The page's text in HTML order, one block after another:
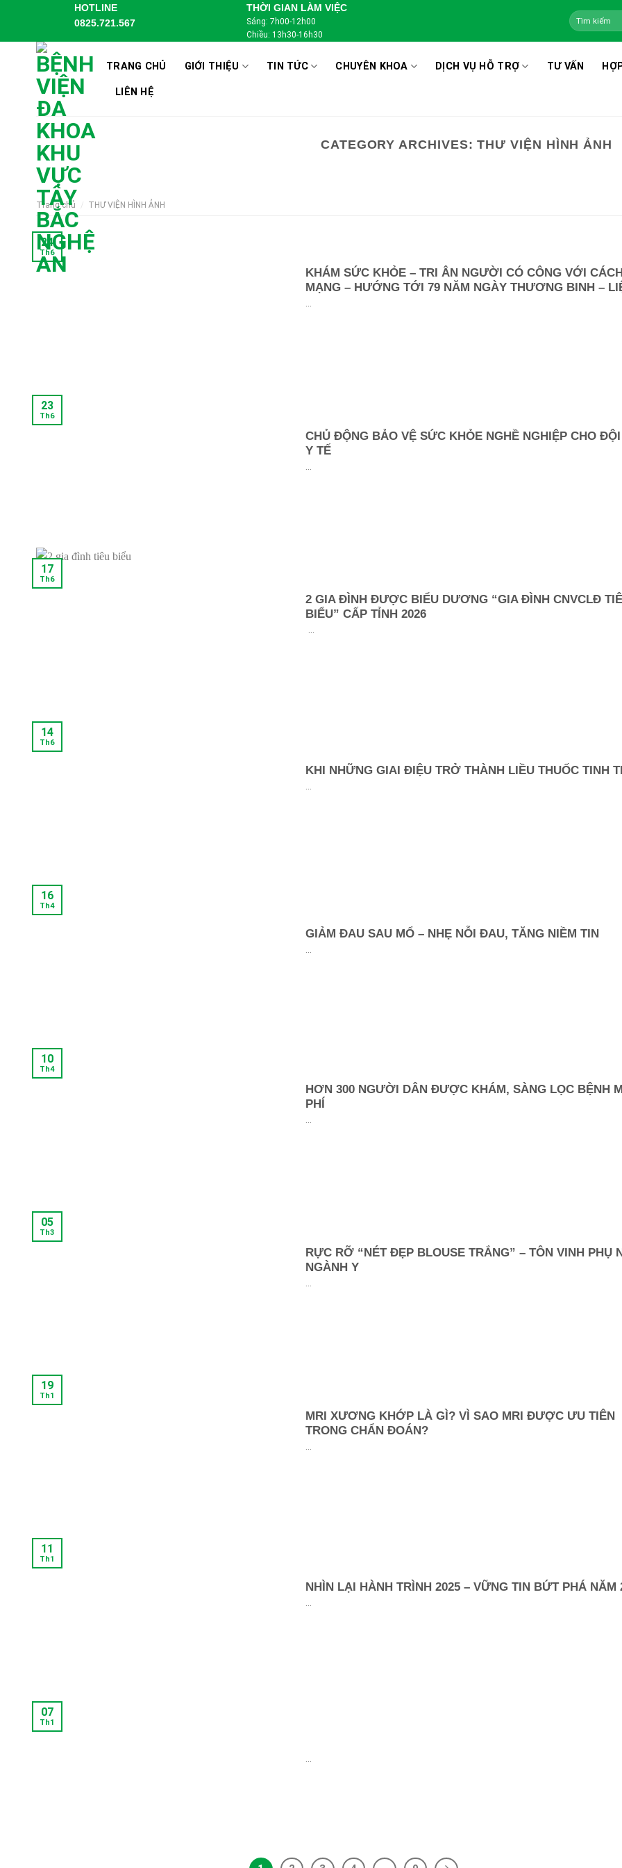
content
HOTLINE
0825.721.567
THỜI GIAN LÀM VIỆC
Sáng: 7h00-12h00
Chiều: 13h30-16h30
TRANG CHỦ GIỚI THIỆU TIN TỨC CHUYÊN KHOA DỊCH VỤ HỖ TRỢ TƯ VẤN
LIÊN HỆ
CATEGORY ARCHIVES:THƯ VIỆN HÌNH ẢNH
Trang chủ / THƯ VIỆN HÌNH ẢNH
KHÁM SỨC KHỎE – TRI ÂN NGƯỜI CÓ CÔNG VỚI
MẠNG – HƯỚNG TỚI 79 NĂM NGÀY THƯƠNG BINH –
...
24
Th6
CHỦ ĐỘNG BẢO VỆ SỨC KHỎE NGHỀ NGHIỆP CHO
Y TẾ
...
23
Th6
2 GIA ĐÌNH ĐƯỢC BIỂU DƯƠNG “GIA ĐÌNH CNVCLĐ
BIỂU” CẤP TỈNH 2026
...
17
Th6
KHI NHỮNG GIAI ĐIỆU TRỞ THÀNH LIỀU THUỐC TINH
...
14
Th6
GIẢM ĐAU SAU MỔ – NHẸ NỖI ĐAU, TĂNG NIỀM TIN
...
16
Th4
HƠN 300 NGƯỜI DÂN ĐƯỢC KHÁM, SÀNG LỌC BỆNH
PHÍ
...
10
Th4
RỰC RỠ “NÉT ĐẸP BLOUSE TRẮNG” – TÔN VINH PHỤ
NGÀNH Y
...
05
Th3
MRI XƯƠNG KHỚP LÀ GÌ? VÌ SAO MRI ĐƯỢC ƯU TIÊN
TRONG CHẨN ĐOÁN?
...
19
Th1
NHÌN LẠI HÀNH TRÌNH 2025 – VỮNG TIN BỨT PHÁ NĂM
...
11
Th1
...
07
Th1